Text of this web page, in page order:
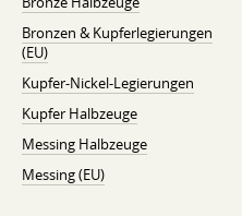
Bronzen & Kupferlegierungen
(EU)
Kupfer-Nickel-Legierungen
Kupfer Halbzeuge
Messing Halbzeuge
Messing (EU)